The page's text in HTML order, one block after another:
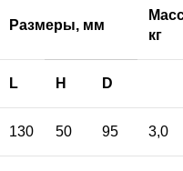
Размеры, мм
кг
L H D
130 50 95 3,0